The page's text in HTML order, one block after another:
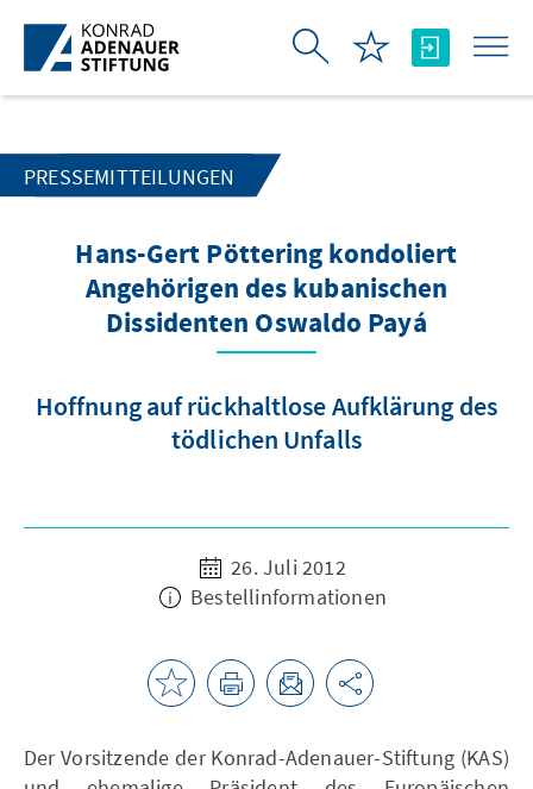
Zum Hauptinhalt springen
PRESSEMITTEILUNGEN
Hans-Gert Pöttering kondoliert
Angehörigen des kubanischen
Dissidenten Oswaldo Payá
Hoffnung auf rückhaltlose Aufklärung des
tödlichen Unfalls
26. Juli 2012
Bestellinformationen
Der Vorsitzende der Konrad-Adenauer-Stiftung (KAS)